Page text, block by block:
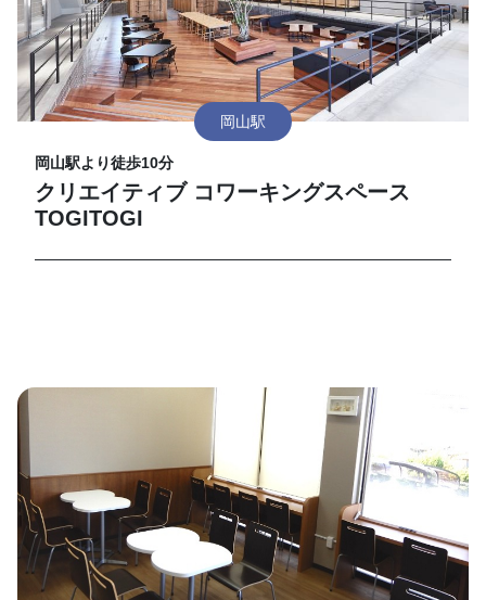
岡山駅
岡山駅より徒歩10分
クリエイティブ コワーキングスペース
TOGITOGI